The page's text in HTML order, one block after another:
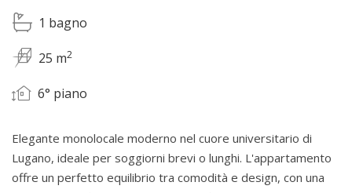
1 bagno
25 m2
6° piano
Elegante monolocale moderno nel cuore universitario di
Lugano, ideale per soggiorni brevi o lunghi. L'appartamento
offre un perfetto equilibrio tra comodità e design, con una